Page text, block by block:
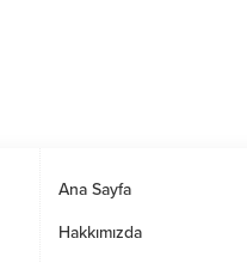
Ana Sayfa
Hakkımızda